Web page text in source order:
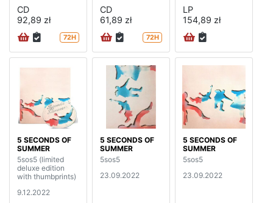
CD
92,89 zł
72H
CD
61,89 zł
72H
LP
154,89 zł
5 SECONDS OF
SUMMER
5sos5 (limited
deluxe edition
with thumbprints)
9.12.2022
5 SECONDS OF
SUMMER
5sos5
23.09.2022
5 SECONDS OF
SUMMER
5sos5
23.09.2022